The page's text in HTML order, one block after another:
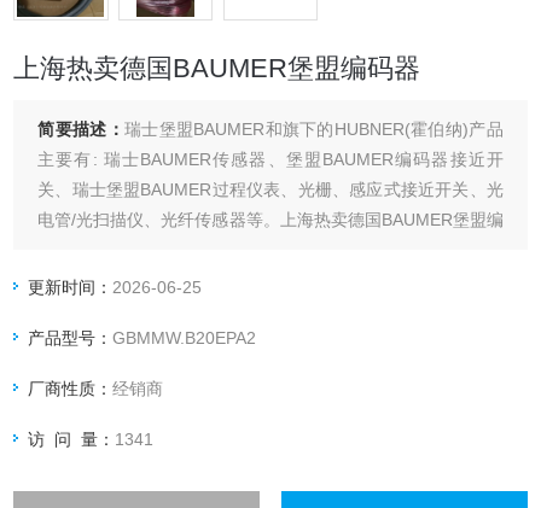
上海热卖德国BAUMER堡盟编码器
简要描述： 瑞士堡盟BAUMER和旗下的HUBNER(霍伯纳)产品
主要有: 瑞士BAUMER传感器、堡盟BAUMER编码器接近开
关、瑞士堡盟BAUMER过程仪表、光栅、感应式接近开关、光
电管/光扫描仪、光纤传感器等。上海热卖德国BAUMER堡盟编
更新时间： 2026-06-25
产品型号：GBMMW.B20EPA2
厂商性质：经销商
访 问 量： 1341